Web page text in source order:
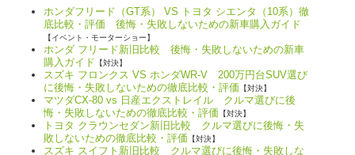
ホンダフリード（GT系） VS トヨタ シエンタ（10系）徹
底比較・評価 後悔・失敗しないための新車購入ガイド
【イベント・モーターショー】
ホンダ フリード新旧比較 後悔・失敗しないための新車
購入ガイド 【対決】
スズキ フロンクス VS ホンダWR-V 200万円台SUV選び
に後悔・失敗しないための徹底比較・評価 【対決】
マツダCX-80 vs 日産エクストレイル クルマ選びに後
悔・失敗しないための徹底比較・評価 【対決】
トヨタ クラウンセダン新旧比較 クルマ選びに後悔・失
敗しないための徹底比較・評価 【対決】
スズキ スイフト新旧比較 クルマ選びに後悔・失敗しな